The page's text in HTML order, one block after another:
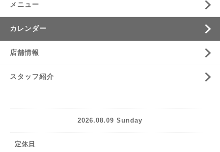
メニュー
カレンダー
店舗情報
スタッフ紹介
2026.08.09 Sunday
定休日